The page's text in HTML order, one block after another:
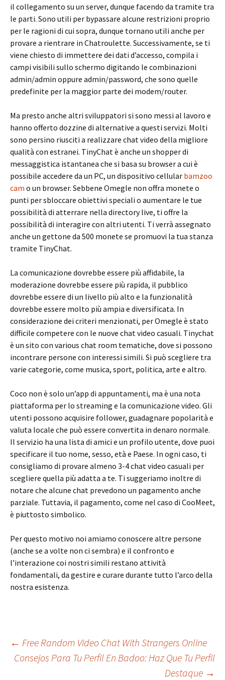
il collegamento su un server, dunque facendo da tramite tra
le parti. Sono utili per bypassare alcune restrizioni proprio
per le ragioni di cui sopra, dunque tornano utili anche per
provare a rientrare in Chatroulette. Successivamente, se ti
viene chiesto di immettere dei dati d’accesso, compila i
campi visibili sullo schermo digitando le combinazioni
admin/admin oppure admin/password, che sono quelle
predefinite per la maggior parte dei modem/router.
Ma presto anche altri sviluppatori si sono messi al lavoro e
hanno offerto dozzine di alternative a questi servizi. Molti
sono persino riusciti a realizzare chat video della migliore
qualità con estranei. TinyChat è anche un shopper di
messaggistica istantanea che si basa su browser a cui è
possibile accedere da un PC, un dispositivo cellular bamzoo
cam o un browser. Sebbene Omegle non offra monete o
punti per sbloccare obiettivi speciali o aumentare le tue
possibilità di atterrare nella directory live, ti offre la
possibilità di interagire con altri utenti. Ti verrà assegnato
anche un gettone da 500 monete se promuovi la tua stanza
tramite TinyChat.
La comunicazione dovrebbe essere più affidabile, la
moderazione dovrebbe essere più rapida, il pubblico
dovrebbe essere di un livello più alto e la funzionalità
dovrebbe essere molto più ampia e diversificata. In
considerazione dei criteri menzionati, per Omegle è stato
difficile competere con le nuove chat video casuali. Tinychat
è un sito con various chat room tematiche, dove si possono
incontrare persone con interessi simili. Si può scegliere tra
varie categorie, come musica, sport, politica, arte e altro.
Coco non è solo un’app di appuntamenti, ma è una nota
piattaforma per lo streaming e la comunicazione video. Gli
utenti possono acquisire follower, guadagnare popolarità e
valuta locale che può essere convertita in denaro normale.
Il servizio ha una lista di amici e un profilo utente, dove puoi
specificare il tuo nome, sesso, età e Paese. In ogni caso, ti
consigliamo di provare almeno 3-4 chat video casuali per
scegliere quella più adatta a te. Ti suggeriamo inoltre di
notare che alcune chat prevedono un pagamento anche
parziale. Tuttavia, il pagamento, come nel caso di CooMeet,
è piuttosto simbolico.
Per questo motivo noi amiamo conoscere altre persone
(anche se a volte non ci sembra) e il confronto e
l’interazione coi nostri simili restano attività
fondamentali, da gestire e curare durante tutto l’arco della
nostra esistenza.
Beitrags-
← Free Random Video Chat With Strangers Online
Consejos Para Tu Perfil En Badoo: Haz Que Tu Perfil
Destaque →